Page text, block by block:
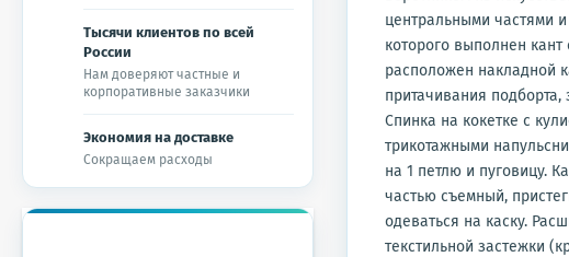
центральными частями
которого выполнен
расположен накладной
притачивания
Спинка на кокетке с
трикотажными
на 1 петлю и пуговицу.
частью съемный,
одеваться на каску.
текстильной застежки
Тысячи клиентов по всей
России
Нам доверяют частные и
корпоративные заказчики
Экономия на доставке
Сокращаем расходы